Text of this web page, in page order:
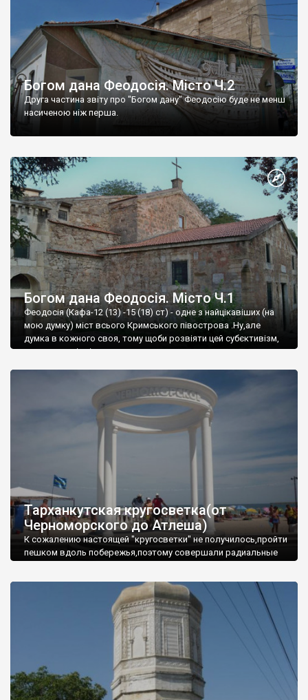
Богом дана Феодосія. Місто Ч.2
Друга частина звіту про "Богом дану" Феодосію буде не менш
насиченою ніж перша.
Богом дана Феодосія. Місто Ч.1
Феодосія (Кафа-12 (13) -15 (18) ст) - одне з найцікавіших (на
мою думку) міст всього Кримського півострова .Ну,але
думка в кожного своя, тому щоби розвіяти цей субєктивізм,
запрошую відвідати це
Тарханкутская кругосветка(от
Черноморского до Атлеша)
К сожалению настоящей "кругосветки" не получилось,пройти
пешком вдоль побережья,поэтому совершали радиальные